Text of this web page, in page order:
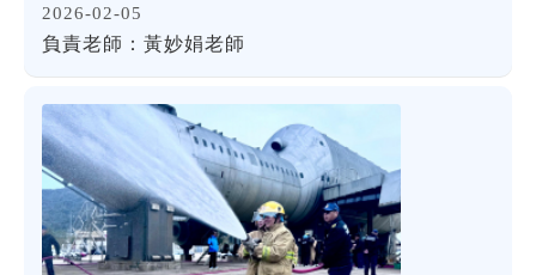
2026-02-05
負責老師：黃妙娟老師